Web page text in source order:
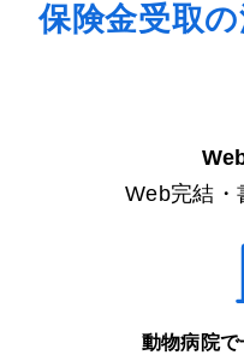
保険金受取
Web完結・
動物病院で